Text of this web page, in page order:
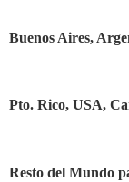
Buenos Aires,
Pto. Rico, USA,
Resto del Mundo